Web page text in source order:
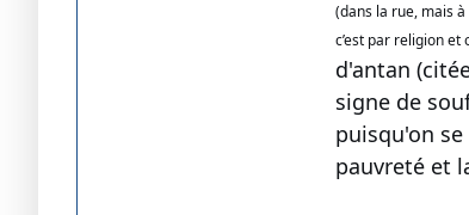
(dans la rue, mais
c’est par religion et
d'antan
signe de
puisqu'on
pauvreté et